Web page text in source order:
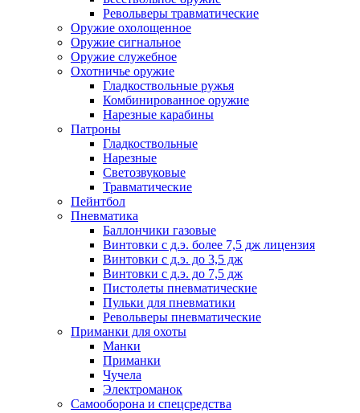
Револьверы травматические
Оружие охолощенное
Оружие сигнальное
Оружие служебное
Охотничье оружие
Гладкоствольные ружья
Комбинированное оружие
Нарезные карабины
Патроны
Гладкоствольные
Нарезные
Светозвуковые
Травматические
Пейнтбол
Пневматика
Баллончики газовые
Винтовки с д.э. более 7,5 дж лицензия
Винтовки с д.э. до 3,5 дж
Винтовки с д.э. до 7,5 дж
Пистолеты пневматические
Пульки для пневматики
Револьверы пневматические
Приманки для охоты
Манки
Приманки
Чучела
Электроманок
Самооборона и спецсредства